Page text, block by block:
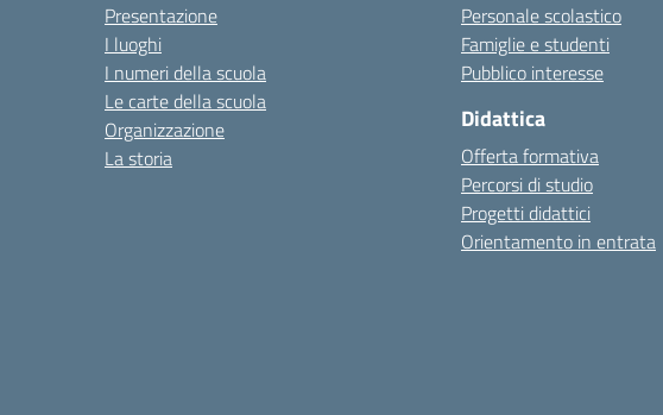
Presentazione
I luoghi
I numeri della scuola
Le carte della scuola
Organizzazione
La storia
Personale scolastico
Famiglie e studenti
Pubblico interesse
Didattica
Offerta formativa
Percorsi di studio
Progetti didattici
Orientamento in entrata